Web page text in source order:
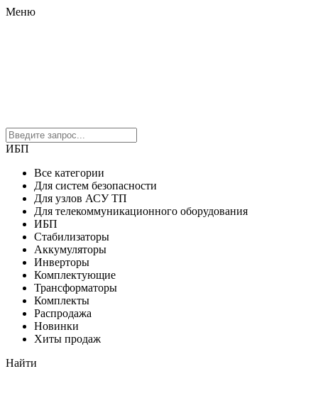
Меню
ИБП
Все категории
Для систем безопасности
Для узлов АСУ ТП
Для телекоммуникационного оборудования
ИБП
Стабилизаторы
Аккумуляторы
Инверторы
Комплектующие
Трансформаторы
Комплекты
Распродажа
Новинки
Хиты продаж
Найти